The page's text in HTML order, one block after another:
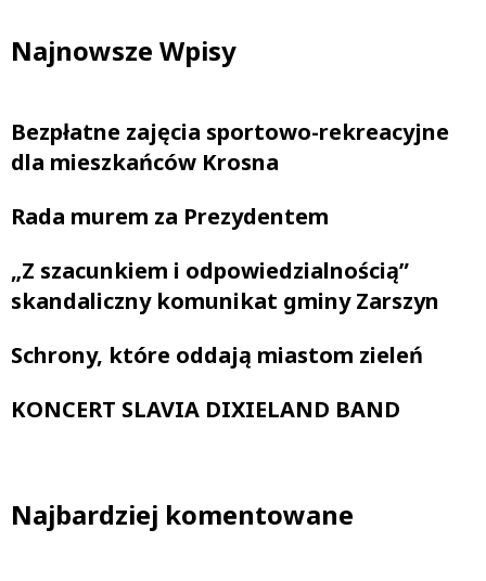
Najnowsze Wpisy
Bezpłatne zajęcia sportowo-rekreacyjne
dla mieszkańców Krosna
Rada murem za Prezydentem
„Z szacunkiem i odpowiedzialnością”
skandaliczny komunikat gminy Zarszyn
Schrony, które oddają miastom zieleń
KONCERT SLAVIA DIXIELAND BAND
Najbardziej komentowane